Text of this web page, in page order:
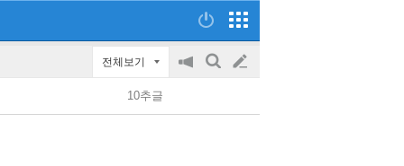
전체보기
공
on/off
검
글
쓰
10추글